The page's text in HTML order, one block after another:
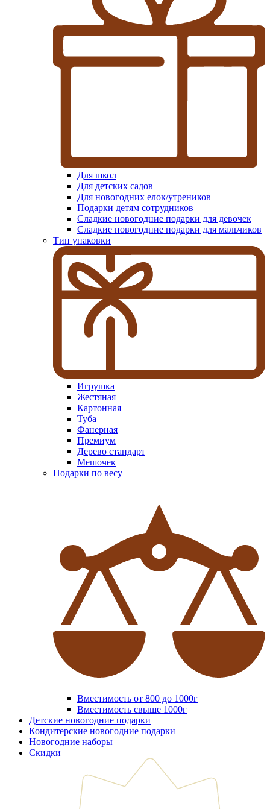
Для школ
Для детских садов
Для новогодних елок/утреников
Подарки детям сотрудников
Сладкие новогодние подарки для девочек
Сладкие новогодние подарки для мальчиков
Тип упаковки
Игрушка
Жестяная
Картонная
Туба
Фанерная
Премиум
Дерево стандарт
Мешочек
Подарки по весу
Вместимость от 800 до 1000г
Вместимость свыше 1000г
Детские новогодние подарки
Кондитерские новогодние подарки
Новогодние наборы
Скидки